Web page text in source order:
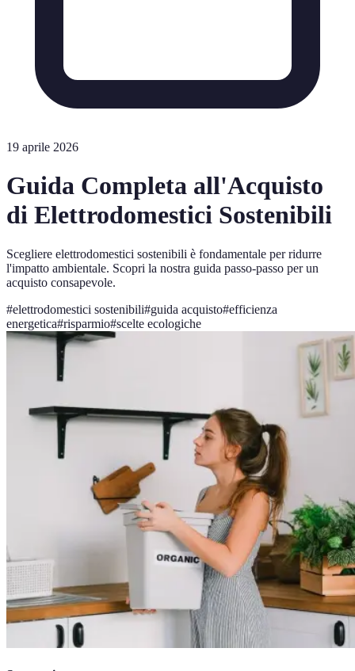
19 aprile 2026
Guida Completa all'Acquisto
di Elettrodomestici Sostenibili
Scegliere elettrodomestici sostenibili è fondamentale per ridurre
l'impatto ambientale. Scopri la nostra guida passo-passo per un
acquisto consapevole.
#elettrodomestici sostenibili#guida acquisto#efficienza
energetica#risparmio#scelte ecologiche